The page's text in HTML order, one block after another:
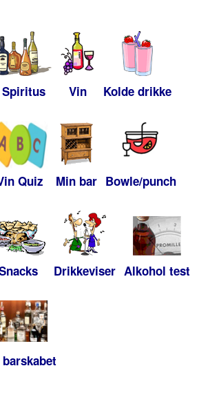
Spiritus Vin Kolde drikke
Quiz Min bar Bowle/punch
Drikkeviser Alkohol test
barskabet